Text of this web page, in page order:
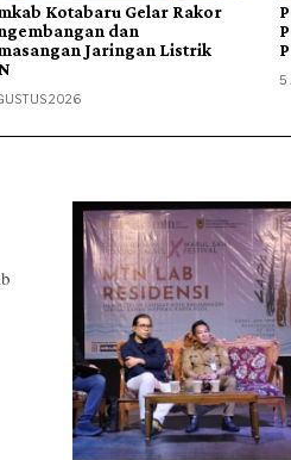
Pemkab Kotabaru Apresiasi
Pengabdian Mahasiswa
PPM UGM